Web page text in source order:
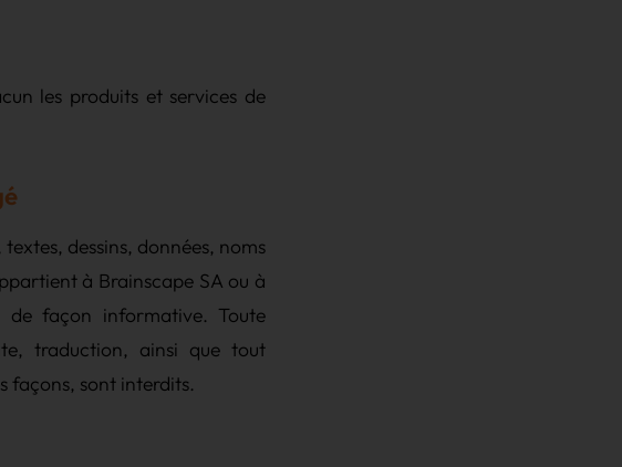
les produits et services de
dessins, données, noms
à Brainscape SA ou à
de façon informative. Toute
traduction, ainsi que tout
façons, sont interdits.